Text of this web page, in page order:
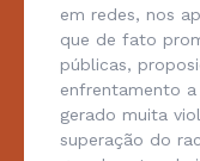
em redes, nos
que de fato
públicas,
enfrentamento
gerado muita
superação do